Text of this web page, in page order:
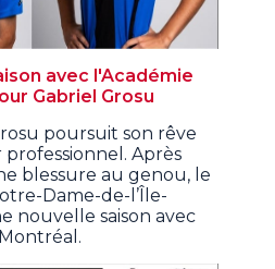
avec l'Académie
Gabriel Grosu
poursuit son rêve
Après
blessure au genou, le
Dame-de-l’Île-
nouvelle saison avec